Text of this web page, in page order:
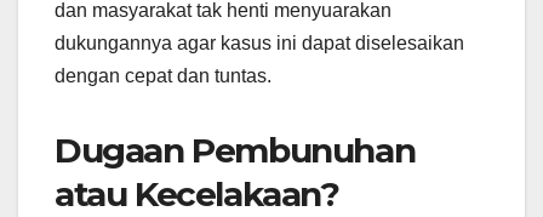
dan masyarakat tak henti menyuarakan
dukungannya agar kasus ini dapat diselesaikan
dengan cepat dan tuntas.
Dugaan Pembunuhan
atau Kecelakaan?